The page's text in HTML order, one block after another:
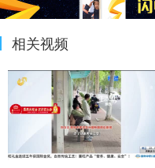
相关视频